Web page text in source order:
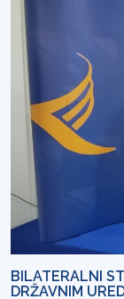
BILATERALNI
DRŽAVNIM